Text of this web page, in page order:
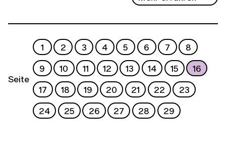
Seite
1 2 3 4 5 6 7
8
9
10 11 12 13 14 15
16
17
18 19 20 21 22
23
24
25 26 27 28 29